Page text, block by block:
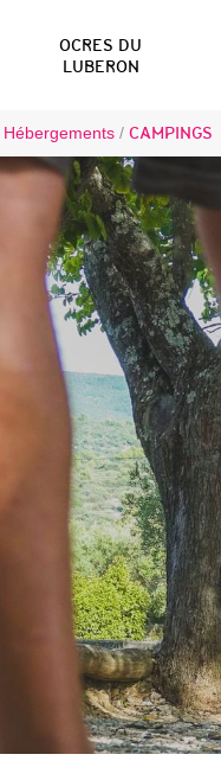
OCRES DU
LUBERON
Hébergements / CAMPINGS